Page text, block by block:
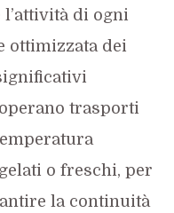
di ogni
ottimizzata dei
trasporti
o freschi, per
la continuità